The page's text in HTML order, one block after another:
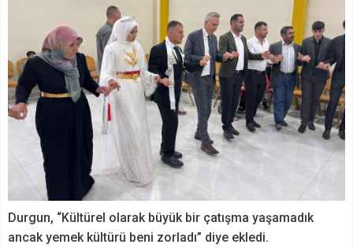
Durgun, “Kültürel olarak büyük bir çatışma yaşamadık
ancak yemek kültürü beni zorladı” diye ekledi.